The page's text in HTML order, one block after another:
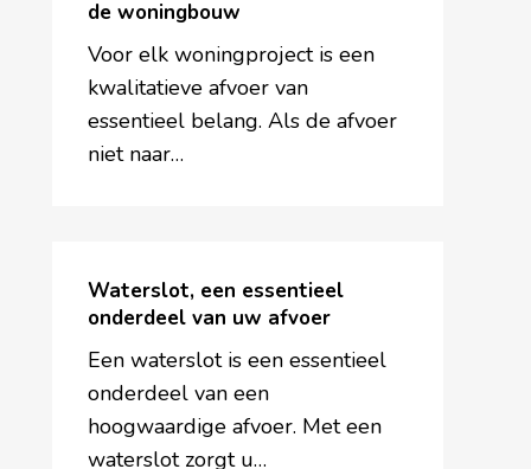
voor
woningbouw
de woningbouw
Voor elk woningproject is een
kwalitatieve afvoer van
essentieel belang. Als de afvoer
niet naar…
essentieel
onderdeel
afvoer
Waterslot, een essentieel
onderdeel van uw afvoer
Een waterslot is een essentieel
onderdeel van een
hoogwaardige afvoer. Met een
waterslot zorgt u…